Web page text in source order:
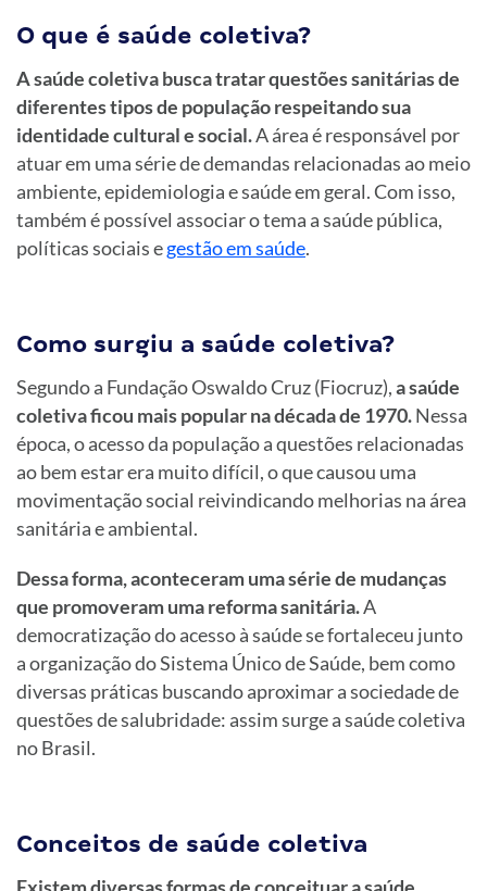
O que é saúde coletiva?
A saúde coletiva busca tratar questões sanitárias de
diferentes tipos de população respeitando sua
identidade cultural e social.A área é responsável por
atuar em uma série de demandas relacionadas ao meio
ambiente, epidemiologia e saúde em geral. Com isso,
também é possível associar o tema a saúde pública,
políticas sociais egestão em saúde.
Como surgiu a saúde coletiva?
Segundo a Fundação Oswaldo Cruz (Fiocruz),a saúde
coletiva ficou mais popular na década de 1970.Nessa
época, o acesso da população a questões relacionadas
ao bem estar era muito difícil, o que causou uma
movimentação social reivindicando melhorias na área
sanitária e ambiental.
Dessa forma, aconteceram uma série de mudanças
que promoveram uma reforma sanitária.A
democratização do acesso à saúde se fortaleceu junto
a organização do Sistema Único de Saúde, bem como
diversas práticas buscando aproximar a sociedade de
questões de salubridade: assim surge a saúde coletiva
no Brasil.
Conceitos de saúde coletiva